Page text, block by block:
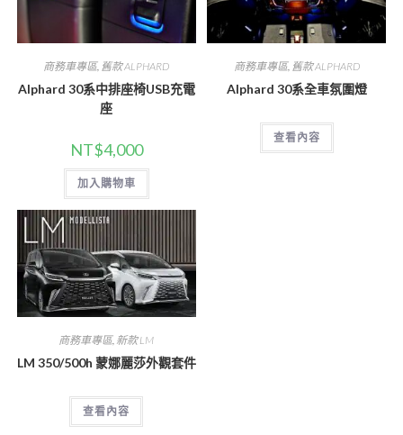
商務車專區, 舊款 ALPHARD
Alphard 30系中排座椅USB充電
座
NT$4,000
加入購物車
商務車專區, 舊款 ALPHARD
Alphard 30系全車氛圍燈
查看內容
商務車專區, 新款 LM
LM 350/500h 蒙娜麗莎外觀套件
查看內容